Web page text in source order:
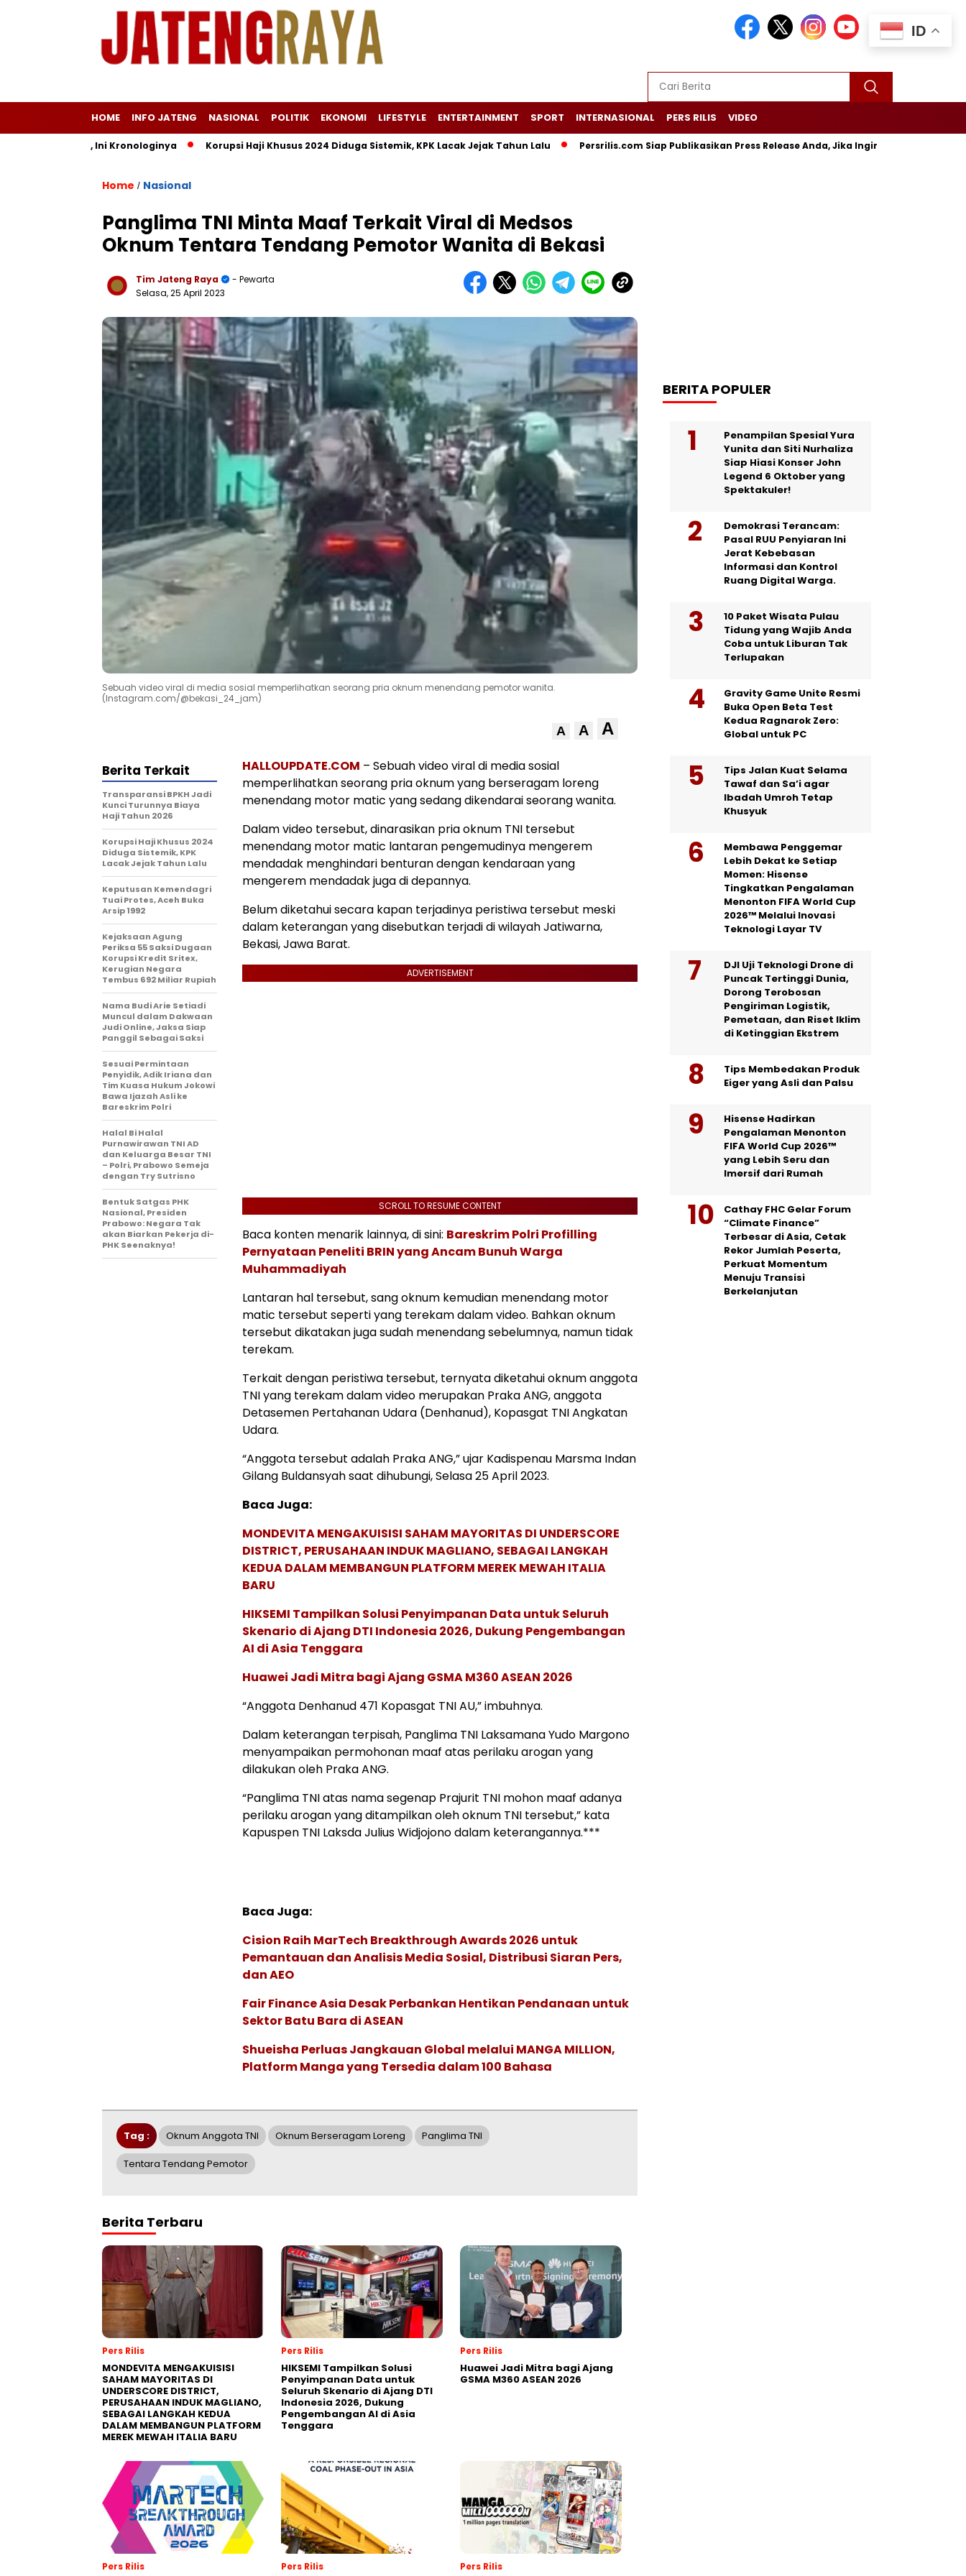
HOME INFO JATENG NASIONAL POLITIK EKONOMI LIFESTYLE ENTERTAINMENT SPORT INTERNASIONAL PERS RILIS VIDEO
Angin, Ini Kronologinya Korupsi Haji Khusus 2024 Diduga Sistemik, KPK Lacak Jejak Tahun Lalu Persrilis.com Siap Publikasikan Press Release Anda, Jika Ingin Tampil di Media
Home / Nasional
Panglima TNI Minta Maaf Terkait Viral di Medsos
Oknum Tentara Tendang Pemotor Wanita di Bekasi
Tim Jateng Raya
- Pewarta
Selasa, 25 April 2023
Sebuah video viral di media sosial memperlihatkan seorang pria oknum menendang pemotor wanita.
(Instagram.com/@bekasi_24_jam)
A A A
HALLOUPDATE.COM – Sebuah video viral di media sosial
memperlihatkan seorang pria oknum yang berseragam loreng
menendang motor matic yang sedang dikendarai seorang wanita.
Dalam video tersebut, dinarasikan pria oknum TNI tersebut
menendang motor matic lantaran pengemudinya mengerem
mendadak menghindari benturan dengan kendaraan yang
mengerem mendadak juga di depannya.
Belum diketahui secara kapan terjadinya peristiwa tersebut meski
dalam keterangan yang disebutkan terjadi di wilayah Jatiwarna,
Bekasi, Jawa Barat.
ADVERTISEMENT
SCROLL TO RESUME CONTENT
Baca konten menarik lainnya, di sini: Bareskrim Polri Profilling
Pernyataan Peneliti BRIN yang Ancam Bunuh Warga
Muhammadiyah
Lantaran hal tersebut, sang oknum kemudian menendang motor
matic tersebut seperti yang terekam dalam video. Bahkan oknum
tersebut dikatakan juga sudah menendang sebelumnya, namun tidak
terekam.
Terkait dengan peristiwa tersebut, ternyata diketahui oknum anggota
TNI yang terekam dalam video merupakan Praka ANG, anggota
Detasemen Pertahanan Udara (Denhanud), Kopasgat TNI Angkatan
Udara.
“Anggota tersebut adalah Praka ANG,” ujar Kadispenau Marsma Indan
Gilang Buldansyah saat dihubungi, Selasa 25 April 2023.
Baca Juga:
MONDEVITA MENGAKUISISI SAHAM MAYORITAS DI UNDERSCORE
DISTRICT, PERUSAHAAN INDUK MAGLIANO, SEBAGAI LANGKAH
KEDUA DALAM MEMBANGUN PLATFORM MEREK MEWAH ITALIA
BARU
HIKSEMI Tampilkan Solusi Penyimpanan Data untuk Seluruh
Skenario di Ajang DTI Indonesia 2026, Dukung Pengembangan
AI di Asia Tenggara
Huawei Jadi Mitra bagi Ajang GSMA M360 ASEAN 2026
“Anggota Denhanud 471 Kopasgat TNI AU,” imbuhnya.
Dalam keterangan terpisah, Panglima TNI Laksamana Yudo Margono
menyampaikan permohonan maaf atas perilaku arogan yang
dilakukan oleh Praka ANG.
“Panglima TNI atas nama segenap Prajurit TNI mohon maaf adanya
perilaku arogan yang ditampilkan oleh oknum TNI tersebut,” kata
Kapuspen TNI Laksda Julius Widjojono dalam keterangannya.***
Baca Juga:
Cision Raih MarTech Breakthrough Awards 2026 untuk
Pemantauan dan Analisis Media Sosial, Distribusi Siaran Pers,
dan AEO
Fair Finance Asia Desak Perbankan Hentikan Pendanaan untuk
Sektor Batu Bara di ASEAN
Shueisha Perluas Jangkauan Global melalui MANGA MILLION,
Platform Manga yang Tersedia dalam 100 Bahasa
Berita Terkait
Transparansi BPKH Jadi
Kunci Turunnya Biaya
Haji Tahun 2026
Korupsi Haji Khusus 2024
Diduga Sistemik, KPK
Lacak Jejak Tahun Lalu
Keputusan Kemendagri
Tuai Protes, Aceh Buka
Arsip 1992
Kejaksaan Agung
Periksa 55 Saksi Dugaan
Korupsi Kredit Sritex,
Kerugian Negara
Tembus 692 Miliar Rupiah
Nama Budi Arie Setiadi
Muncul dalam Dakwaan
Judi Online, Jaksa Siap
Panggil Sebagai Saksi
Sesuai Permintaan
Penyidik, Adik Iriana dan
Tim Kuasa Hukum Jokowi
Bawa Ijazah Asli ke
Bareskrim Polri
Halal Bi Halal
Purnawirawan TNI AD
dan Keluarga Besar TNI
– Polri, Prabowo Semeja
dengan Try Sutrisno
Bentuk Satgas PHK
Nasional, Presiden
Prabowo: Negara Tak
akan Biarkan Pekerja di-
PHK Seenaknya!
Tag : Oknum Anggota TNI Oknum Berseragam Loreng Panglima TNI
Tentara Tendang Pemotor
Berita Terbaru
Pers Rilis
MONDEVITA MENGAKUISISI
SAHAM MAYORITAS DI
UNDERSCORE DISTRICT,
PERUSAHAAN INDUK MAGLIANO,
SEBAGAI LANGKAH KEDUA
DALAM MEMBANGUN PLATFORM
MEREK MEWAH ITALIA BARU
Pers Rilis
HIKSEMI Tampilkan Solusi
Penyimpanan Data untuk
Seluruh Skenario di Ajang DTI
Indonesia 2026, Dukung
Pengembangan AI di Asia
Tenggara
Pers Rilis
Huawei Jadi Mitra bagi Ajang
GSMA M360 ASEAN 2026
Pers Rilis Pers Rilis Pers Rilis
BERITA POPULER
Penampilan Spesial Yura
Yunita dan Siti Nurhaliza
Siap Hiasi Konser John
Legend 6 Oktober yang
Spektakuler!
Demokrasi Terancam:
Pasal RUU Penyiaran Ini
Jerat Kebebasan
Informasi dan Kontrol
Ruang Digital Warga.
10 Paket Wisata Pulau
Tidung yang Wajib Anda
Coba untuk Liburan Tak
Terlupakan
Gravity Game Unite Resmi
Buka Open Beta Test
Kedua Ragnarok Zero:
Global untuk PC
Tips Jalan Kuat Selama
Tawaf dan Sa’i agar
Ibadah Umroh Tetap
Khusyuk
Membawa Penggemar
Lebih Dekat ke Setiap
Momen: Hisense
Tingkatkan Pengalaman
Menonton FIFA World Cup
2026™ Melalui Inovasi
Teknologi Layar TV
DJI Uji Teknologi Drone di
Puncak Tertinggi Dunia,
Dorong Terobosan
Pengiriman Logistik,
Pemetaan, dan Riset Iklim
di Ketinggian Ekstrem
Tips Membedakan Produk
Eiger yang Asli dan Palsu
Hisense Hadirkan
Pengalaman Menonton
FIFA World Cup 2026™
yang Lebih Seru dan
Imersif dari Rumah
Cathay FHC Gelar Forum
“Climate Finance”
Terbesar di Asia, Cetak
Rekor Jumlah Peserta,
Perkuat Momentum
Menuju Transisi
Berkelanjutan
ID